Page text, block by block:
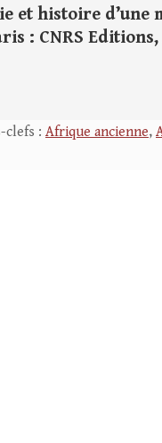
et histoire
: CNRS
clefs : Afrique ancienne,